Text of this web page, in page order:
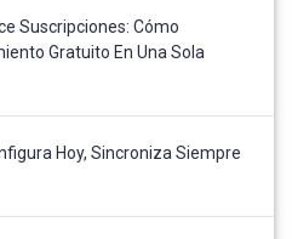
Suscripciones: Cómo
Gratuito En Una Sola
Hoy, Sincroniza Siempre